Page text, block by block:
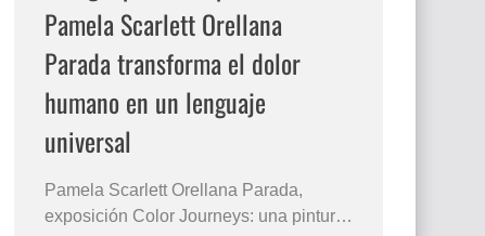
Pamela Scarlett Orellana
Parada transforma el dolor
humano en un lenguaje
universal
Pamela Scarlett Orellana Parada,
exposición Color Journeys: una pintura